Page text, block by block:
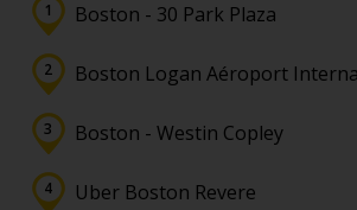
Boston - 30 Park Plaza
Boston Logan Aéroport
Boston - Westin Copley
Uber Boston Revere